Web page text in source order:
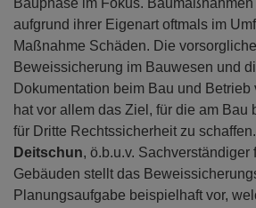
Bauphase im Fokus.
aufgrund ihrer Eigenart oftmals im
Maßnahme Schäden. Die vorsorgliche
Beweissicherung im Bauwesen und
Dokumentation beim Bau und Betrieb
hat vor allem das Ziel, für die am Bau
für Dritte Rechtssicherheit zu schaffen.
Deitschun, ö.b.u.v. Sachverständiger
Gebäuden stellt das
Planungsaufgabe beispielhaft vor,